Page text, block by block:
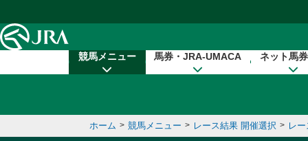
競馬メニュー 馬券・JRA-UMACA ネット馬
ホーム > 競馬メニュー > レース結果 開催選択 > レ